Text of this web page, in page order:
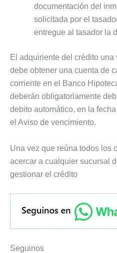
documentación del
solicitada por el
entregue al tasador la
El adquiriente del crédito
debe obtener una cuenta de
corriente en el Banco
deberán obligatoriamente
debito automático, en la
el Aviso de vencimiento.
Una vez que reúna todos los
acercar a cualquier sucursal
gestionar el crédito
Seguinos